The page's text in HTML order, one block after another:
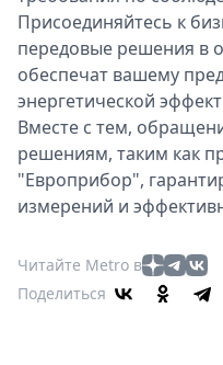
Присоединяйтесь к
передовые решения в
обеспечат вашему
энергетической
Вместе с тем,
решениям, таким как
"Европрибор",
измерений и
Читайте Metro в
Поделиться